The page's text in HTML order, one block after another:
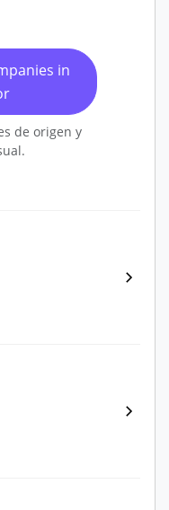
in
de origen y